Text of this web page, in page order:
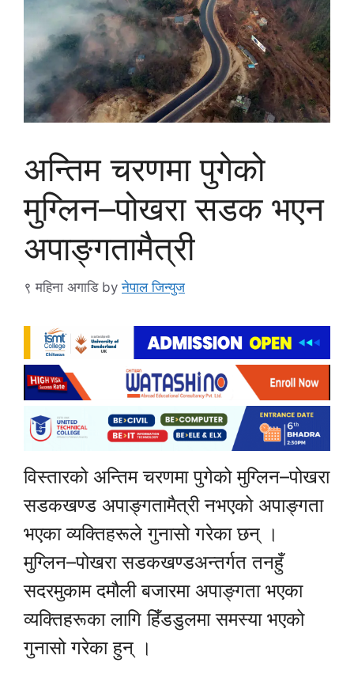
अन्तिम चरणमा पुगेको
मुग्लिन–पोखरा सडक भएन
अपाङ्गतामैत्री
९ महिना अगाडि byनेपाल जिन्युज
विस्तारको अन्तिम चरणमा पुगेको मुग्लिन–पोखरा
सडकखण्ड अपाङ्गतामैत्री नभएको अपाङ्गता
भएका व्यक्तिहरूले गुनासो गरेका छन् ।
मुग्लिन–पोखरा सडकखण्डअन्तर्गत तनहुँ
सदरमुकाम दमौली बजारमा अपाङ्गता भएका
व्यक्तिहरूका लागि हिँडडुलमा समस्या भएको
गुनासो गरेका हुन् ।